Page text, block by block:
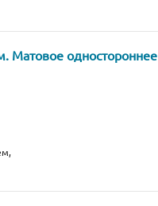
Матовое одностороннее